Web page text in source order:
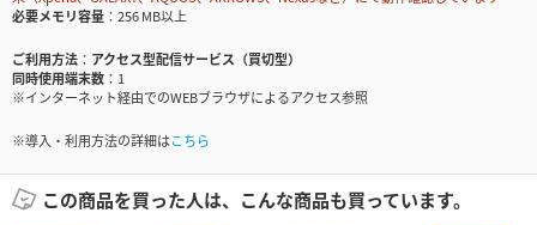
必要メモリ容量
256 MB以上
ご利用方法
アクセス型配信サービス（買切型）
同時使用端末数
1
※インターネット経由でのWEBブラウザによるアクセス参照
※導入・利用方法の詳細はこちら
この商品を買った人は、こんな商品も買っています。